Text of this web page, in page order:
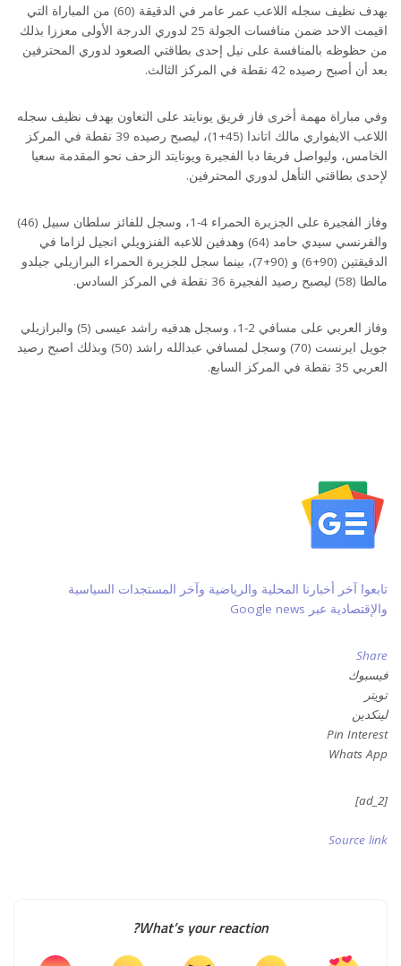
بهدف نظيف سجله اللاعب عمر عامر في الدقيقة (60) من المباراة التي
اقيمت الاحد ضمن منافسات الجولة 25 لدوري الدرجة الأولى معززا بذلك
من حظوظه بالمنافسة على نيل إحدى بطاقتي الصعود لدوري المحترفين
بعد أن أصبح رصيده 42 نقطة في المركز الثالث.
وفي مباراة مهمة أخرى فاز فريق يونايتد على التعاون بهدف نظيف سجله
اللاعب الايفواري مالك اتاندا (45+1)، ليصبح رصيده 39 نقطة في المركز
الخامس، وليواصل فريقا دبا الفجيرة ويونايتد الزحف نحو المقدمة سعيا
لإحدى بطاقتي التأهل لدوري المحترفين.
وفاز الفجيرة على الجزيرة الحمراء 4-1، وسجل للفائز سلطان سبيل (46)
والفرنسي سيدي حامد (64) وهدفين للاعبه الفنزويلي انجيل لزاما في
الدقيقتين (90+6) و (90+7)، بينما سجل للجزيرة الحمراء البرازيلي جيلدو
مالطا (58) ليصبح رصيد الفجيرة 36 نقطة في المركز السادس.
وفاز العربي على مسافي 2-1، وسجل هدفيه راشد عيسى (5) والبرازيلي
جويل ايرنست (70) وسجل لمسافي عبدالله راشد (50) وبذلك اصبح رصيد
العربي 35 نقطة في المركز السابع.
تابعوا آخر أخبارنا المحلية والرياضية وآخر المستجدات السياسية
والإقتصادية عبر Google news
Share
فيسبوك
تويتر
لينكدين
Pin Interest
Whats App
[ad_2]
Source link
What’s your reaction?